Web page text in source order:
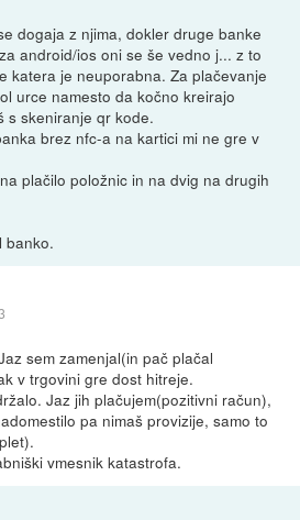
dogaja z njima, dokler druge banke
android/ios oni se še vedno j... z to
katera je neuporabna. Za plačevanje
urce namesto da kočno kreirajo
s skeniranje qr kode.
brez nfc-a na kartici mi ne gre v
plačilo položnic in na dvig na drugih
banko.
sem zamenjal(in pač plačal
v trgovini gre dost hitreje.
Jaz jih plačujem(pozitivni račun),
pa nimaš provizije, samo to
vmesnik katastrofa.